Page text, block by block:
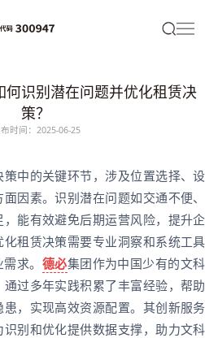
何识别潜在问题并优化租赁决
策？
时间：2025-06-25
中的关键环节，涉及位置选择、设
因素。识别潜在问题如交通不便、
能有效避免后期运营风险，提升企
租赁决策需要专业洞察和系统工具
求。 德必集团作为中国少有的文科
过多年实践积累了丰富经验，帮助
，实现高效资源配置。其创新服务
别和优化提供数据支撑，助力文科